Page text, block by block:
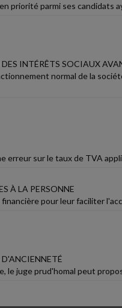
priorité parmi ses candidats
INTÉRÊTS SOCIAUX
normal de la
sur le taux de TVA
À LA PERSONNE
pour leur faciliter
le juge prud'homal peut